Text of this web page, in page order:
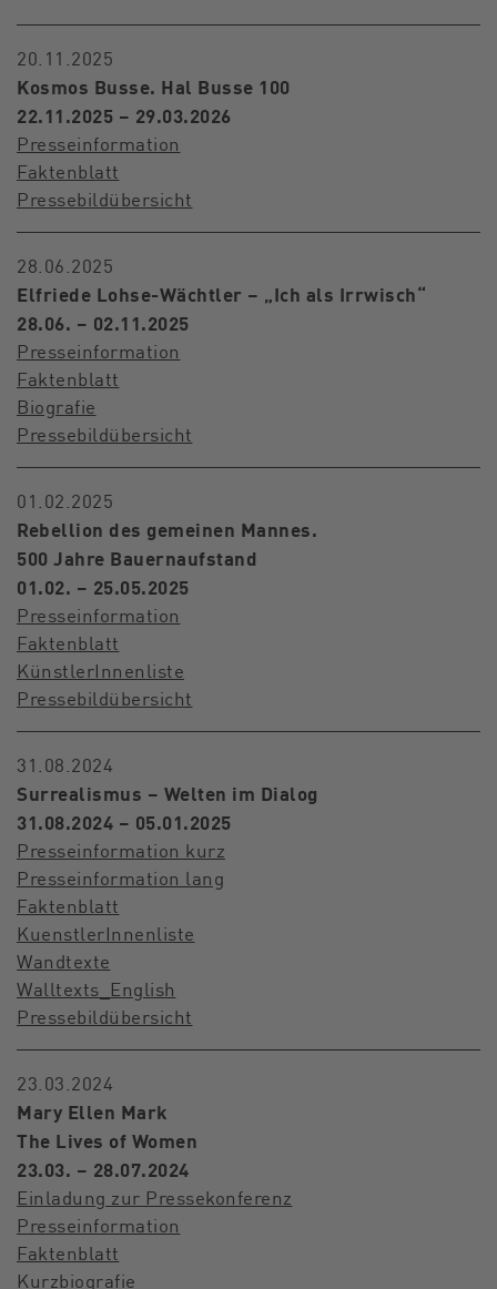
20.11.2025
Kosmos Busse. Hal Busse 100
22.11.2025 – 29.03.2026
Presseinformation
Faktenblatt
Pressebildübersicht
28.06.2025
Elfriede Lohse-Wächtler – „Ich als Irrwisch“
28.06. – 02.11.2025
Presseinformation
Faktenblatt
Biografie
Pressebildübersicht
01.02.2025
Rebellion des gemeinen Mannes.
500 Jahre Bauernaufstand
01.02. – 25.05.2025
Presseinformation
Faktenblatt
KünstlerInnenliste
Pressebildübersicht
31.08.2024
Surrealismus – Welten im Dialog
31.08.2024 – 05.01.2025
Presseinformation kurz
Presseinformation lang
Faktenblatt
KuenstlerInnenliste
Wandtexte
Walltexts_English
Pressebildübersicht
23.03.2024
Mary Ellen Mark
The Lives of Women
23.03. – 28.07.2024
Einladung zur Pressekonferenz
Presseinformation
Faktenblatt
Kurzbiografie